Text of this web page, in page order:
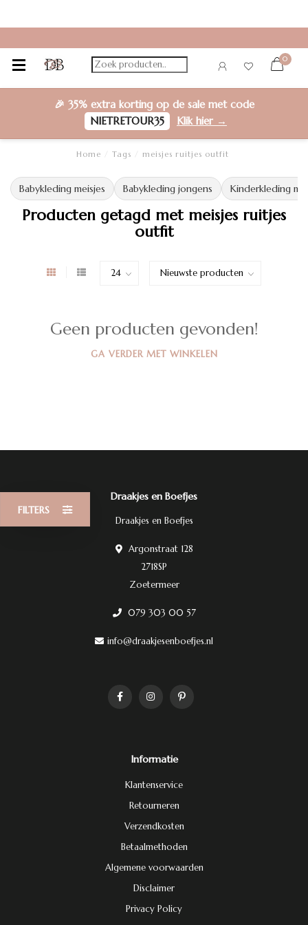
0
🎉 35% extra kortingop de sale met code
NIETRETOUR35
Klik hier →
Home Tags meisjes ruitjes outfit
Babykleding meisjes Babykleding jongens Kinderkleding
Producten getagd met meisjes ruitjes
outfit
FILTERS
Geen producten gevonden!
GA VERDER MET WINKELEN
Draakjes en Boefjes
Draakjes en Boefjes
Argonstraat 128
2718SP
Zoetermeer
079 303 00 57
info@draakjesenboefjes.nl
Informatie
Klantenservice
Retourneren
Verzendkosten
Betaalmethoden
Algemene voorwaarden
Disclaimer
Privacy Policy